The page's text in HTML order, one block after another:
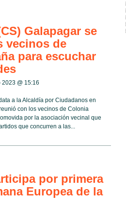
Galapagar se
vecinos de
para escuchar
2023 @ 15:16
a la Alcaldía por Ciudadanos en
con los vecinos de Colonia
por la asociación vecinal que
que concurren a las...
por primera
Europea de la